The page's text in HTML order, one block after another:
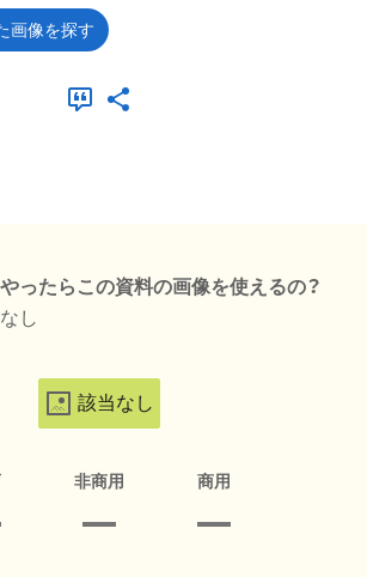
画像を探す
ったらこの資料の画像を使えるの？
し
該当なし
非商用 商用